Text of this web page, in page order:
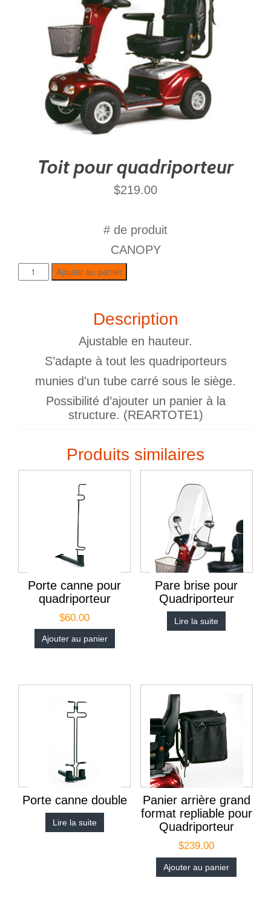
Toit pour quadriporteur
$219.00
# de produit
CANOPY
Ajouter au panier
Description
Ajustable en hauteur.
S’adapte à tout les quadriporteurs
munies d’un tube carré sous le siège.
Possibilité d’ajouter un panier à la
structure. (REARTOTE1)
Produits similaires
Porte canne pour
quadriporteur
$60.00
Ajouter au panier
Pare brise pour
Quadriporteur
Lire la suite
Porte canne double
Lire la suite
Panier arrière grand
format repliable pour
Quadriporteur
$239.00
Ajouter au panier